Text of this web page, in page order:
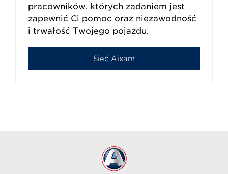
pracowników, których zadaniem jest
zapewnić Ci pomoc oraz niezawodność
i trwałość Twojego pojazdu.
Sieć Aixam